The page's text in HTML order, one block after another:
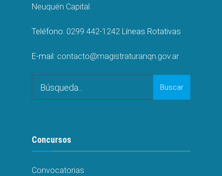
Neuquén Capital.
Teléfono: 0299 442-1242 Líneas Rotativas
E-mail: contacto@magistraturanqn.gov.ar
for:
Buscar
Concursos
Convocatorias